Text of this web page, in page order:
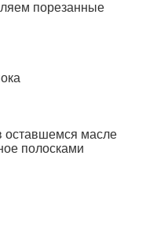
порезанные
оставшемся масле
полосками